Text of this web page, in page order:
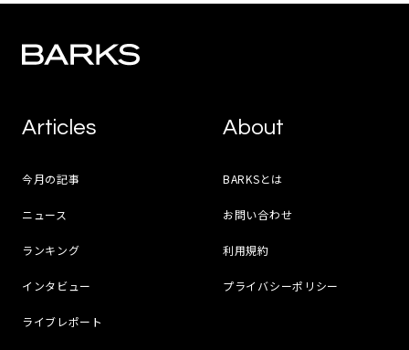
Articles
今月の記事
ニュース
ランキング
インタビュー
ライブレポート
About
BARKSとは
お問い合わせ
利用規約
プライバシーポリシー